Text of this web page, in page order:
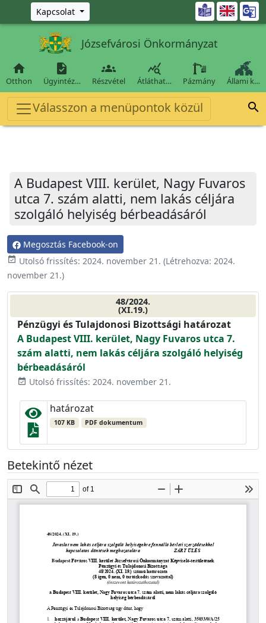
Ugrás a fő tartalomra
Kapcsolat 
Józsefvárosi Önkormányzat

Otthon

Ügyintéz…

Részvétel

Átláthat… Pázmány Állami k…
Válasszon a menüpontok közül 
A Budapest VIII. kerület, Nagy Fuvaros
utca 7. szám alatti, nem lakás céljára
szolgáló helyiség bérbeadásáról
Megosztás Facebook-on
event_available Utolsó frissítés: 2024. november 21. (Létrehozva: 2024.
november 21.)
48/2024.
(XI.19.)
Pénzügyi és Tulajdonosi Bizottsági határozat
A Budapest VIII. kerület, Nagy Fuvaros utca 7.
szám alatti, nem lakás céljára szolgáló helyiség
bérbeadásáról
event_available Utolsó frissítés: 2024. november 21.
határozat
107 KB PDF dokumentum
Betekintő nézet